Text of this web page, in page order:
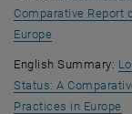
Comparative Report
Europe, öffnet eine
English Summary:
Status: A
Practices in Europe,